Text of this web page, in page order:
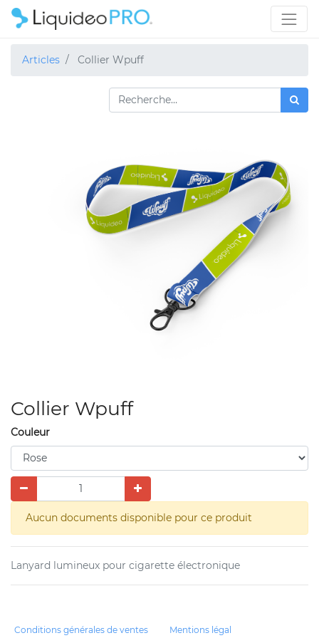
Articles Collier Wpuff
Collier Wpuff
Couleur
Aucun documents disponible pour ce produit
Lanyard lumineux pour cigarette électronique
Conditions générales de ventes Mentions légal